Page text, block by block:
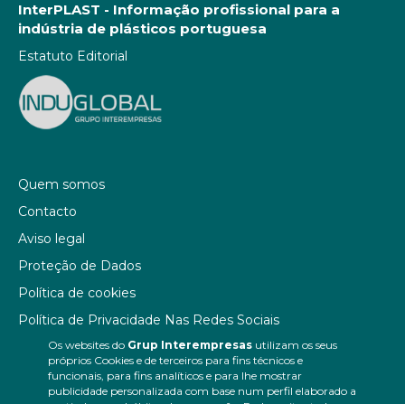
Os websites do Grup Interempresasutilizam os seus
próprios Cookies e de terceiros para fins técnicos e
funcionais, para fins analíticos e para lhe mostrar
publicidade personalizada com base num perfil elaborado a
InterPLAST - Informação profissional para a
indústria de plásticos portuguesa
Estatuto Editorial
Quem somos
Contacto
Aviso legal
Proteção de Dados
Política de cookies
Política de Privacidade Nas Redes Sociais
Canal de denúncias
Colaborações editoriais